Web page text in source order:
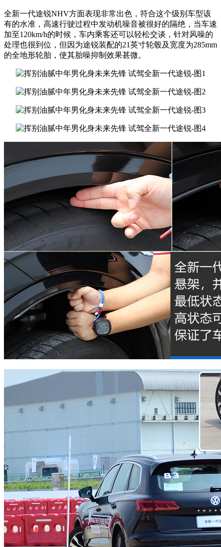
全新一代途锐NHV方面表现非常出色，符合这个级别车型该
有的水准，高速行驶过程中发动机噪音被很好的隔绝，当车速
加至120km/h的时候，车内乘客还可以轻松交谈，针对风噪的
处理也很到位，但因为途锐装配的21英寸轮毂及宽度为285mm
的全地形轮胎，使其胎噪抑制效果甚微。